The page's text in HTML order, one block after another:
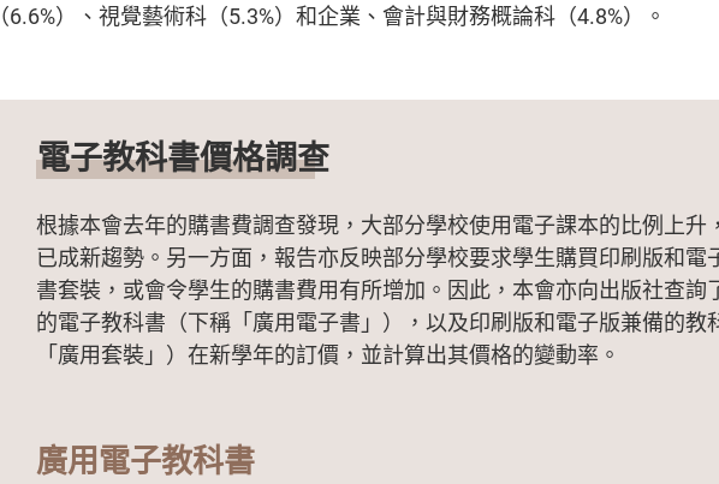
（6.6%）、視覺藝術科（5.3%）和企業、會計與財務概論科（4.8%）。
電子教科書價格調查
根據本會去年的購書費調查發現，大部分學校使用電子課本的比例上升
已成新趨勢。另一方面，報告亦反映部分學校要求學生購買印刷版和電
書套裝，或會令學生的購書費用有所增加。因此，本會亦向出版社查詢
的電子教科書（下稱「廣用電子書」），以及印刷版和電子版兼備的教
「廣用套裝」）在新學年的訂價，並計算出其價格的變動率。
廣用電子教科書